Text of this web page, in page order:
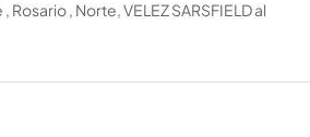
Rosario , Norte, VELEZ SARSFIELD al